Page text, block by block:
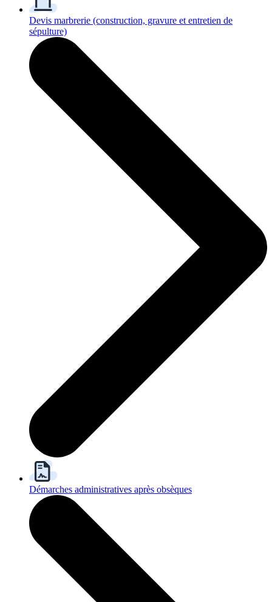
Devis marbrerie (construction, gravure et entretien de
sépulture)
Démarches administratives après obsèques